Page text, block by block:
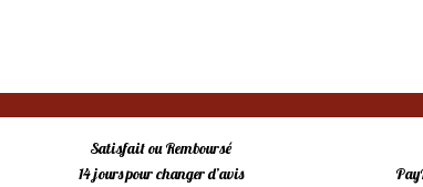
Satisfait ou Remboursé
14 jours pour changer d’avis